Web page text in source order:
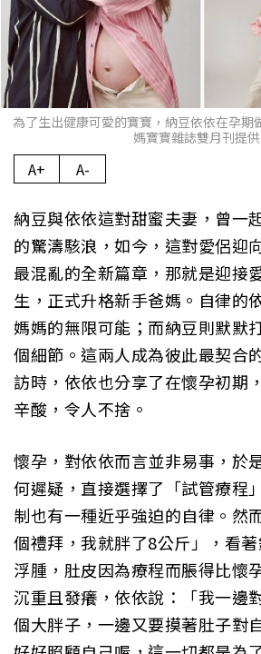
為了生出健康可愛的寶寶，納豆依依在孕期
媽寶寶雜誌雙月刊提供
A+ A-
納豆與依依這對甜蜜夫妻，曾一
的驚濤駭浪，如今，這對愛侶迎
最混亂的全新篇章，那就是迎接
生，正式升格新手爸媽。自律的
媽媽的無限可能；而納豆則默默
個細節。這兩人成為彼此最契合
訪時，依依也分享了在懷孕初期
辛酸，令人不捨。
懷孕，對依依而言並非易事，於
何遲疑，直接選擇了「試管療程
制也有一種近乎強迫的自律。然
個禮拜，我就胖了8公斤」，看
浮腫，肚皮因為療程而脹得比懷
沉重且發癢，依依說：「我一邊
個大胖子，一邊又要摸著肚子對